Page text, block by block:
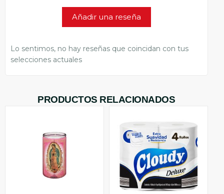
Añadir una reseña
Lo sentimos, no hay reseñas que coincidan con tus
selecciones actuales
PRODUCTOS RELACIONADOS